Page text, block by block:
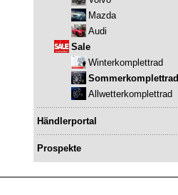
Mazda
Audi
Sale
Winterkomplettrad
Sommerkomplettrad
Allwetterkomplettrad
Händlerportal
Prospekte